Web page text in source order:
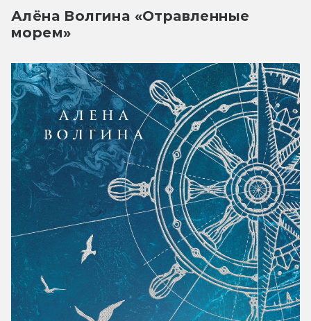
Алёна Волгина «Отравленные
морем»